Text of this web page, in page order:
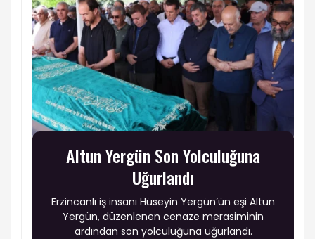
Altun Yergün Son Yolculuğuna
Uğurlandı
Erzincanlı iş insanı Hüseyin Yergün’ün eşi Altun
Yergün, düzenlenen cenaze merasiminin
ardından son yolculuğuna uğurlandı.